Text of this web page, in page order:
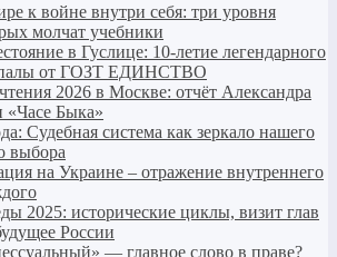
к войне внутри себя: три уровня
молчат учебники
в Гуслице: 10-летие легендарного
от ГОЗТ ЕДИНСТВО
2026 в Москве: отчёт Александра
Быка»
Судебная система как зеркало нашего
выбора
на Украине – отражение внутреннего
2025: исторические циклы, визит глав
России
— главное слово в праве?